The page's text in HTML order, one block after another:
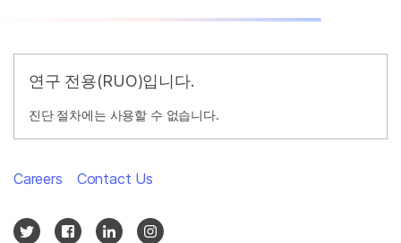
연구 전용(RUO)입니다.
진단 절차에는 사용할 수 없습니다.
Careers Contact Us